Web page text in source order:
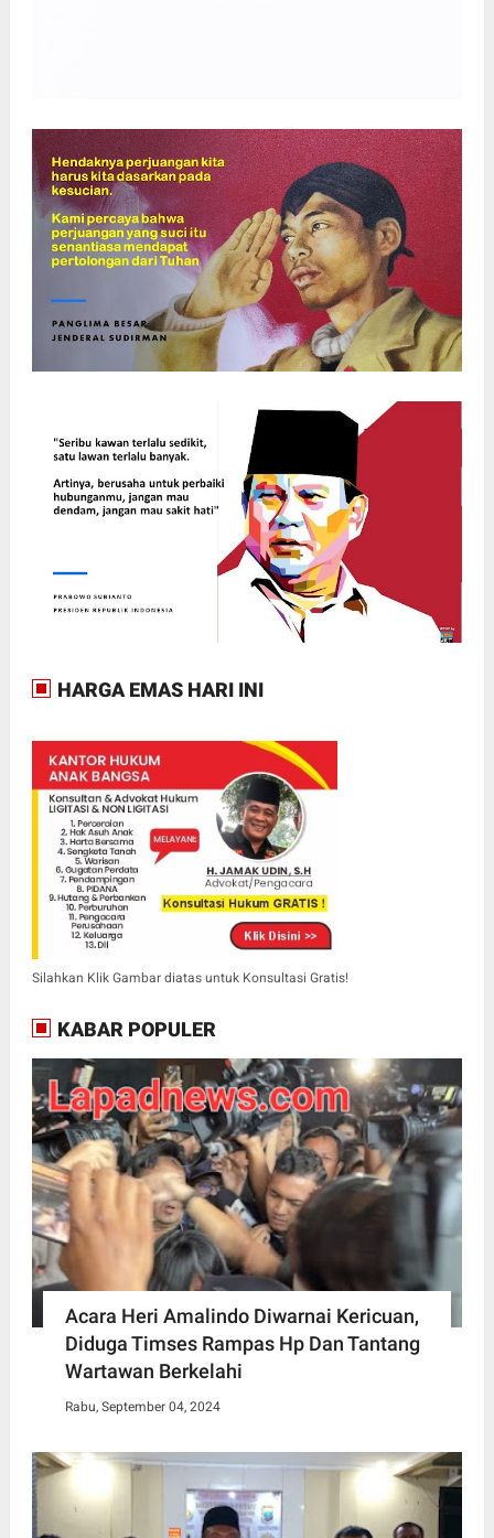
HARGA EMAS HARI INI
Silahkan Klik Gambar diatas untuk Konsultasi Gratis!
KABAR POPULER
Acara Heri Amalindo Diwarnai Kericuan,
Diduga Timses Rampas Hp Dan Tantang
Wartawan Berkelahi
Rabu, September 04, 2024